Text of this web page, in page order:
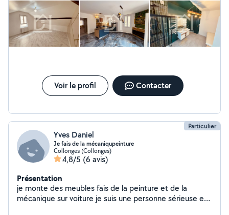
Voir le profil Contacter
Particulier
Yves Daniel
Je fais de la mécaniqupeinture
Collonges (Collonges)
4,8/5 (6 avis)
Présentation
je monte des meubles fais de la peinture et de la
mécanique sur voiture je suis une personne sérieuse et